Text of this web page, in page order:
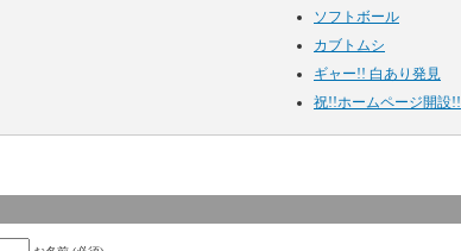
ソフトボール
カブトムシ
ギャー!! 白あり発見
祝!!ホームページ開設!!